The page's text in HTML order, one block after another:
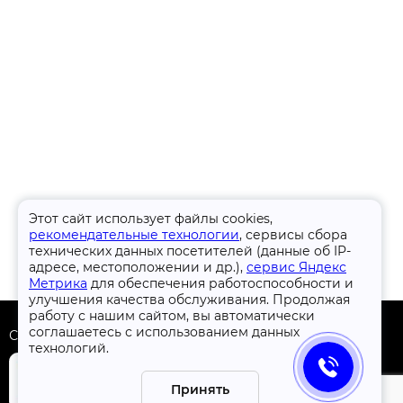
Этот сайт использует файлы cookies,
рекомендательные технологии, сервисы сбора
технических данных посетителей (данные об IP-
адресе, местоположении и др.), сервис Яндекс
Метрика для обеспечения работоспособности и
улучшения качества обслуживания. Продолжая
работу с нашим сайтом, вы автоматически
соглашаетесь с использованием данных
технологий.
Принять
Скачать приложение